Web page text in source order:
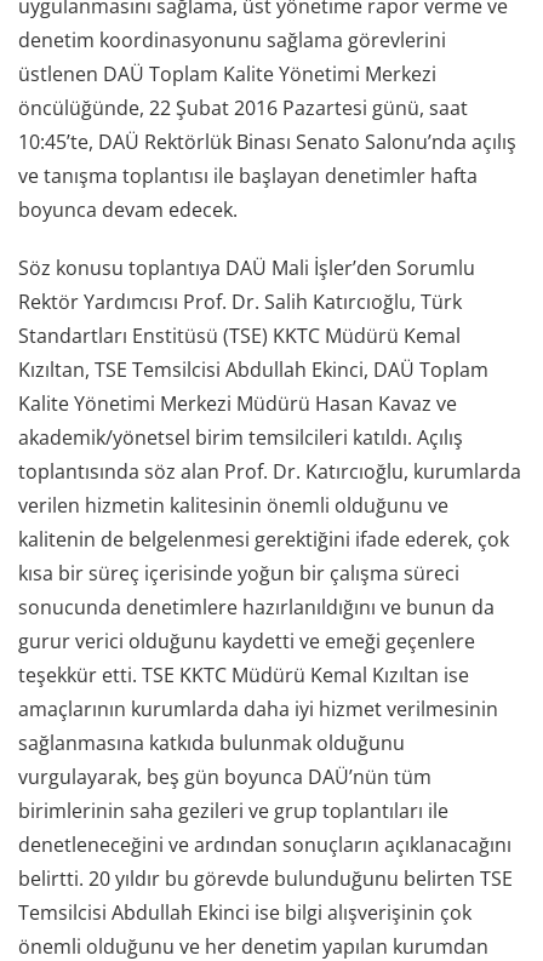
uygulanmasını sağlama, üst yönetime rapor verme ve
denetim koordinasyonunu sağlama görevlerini
üstlenen DAÜ Toplam Kalite Yönetimi Merkezi
öncülüğünde, 22 Şubat 2016 Pazartesi günü, saat
10:45’te, DAÜ Rektörlük Binası Senato Salonu’nda açılış
ve tanışma toplantısı ile başlayan denetimler hafta
boyunca devam edecek.
Söz konusu toplantıya DAÜ Mali İşler’den Sorumlu
Rektör Yardımcısı Prof. Dr. Salih Katırcıoğlu, Türk
Standartları Enstitüsü (TSE) KKTC Müdürü Kemal
Kızıltan, TSE Temsilcisi Abdullah Ekinci, DAÜ Toplam
Kalite Yönetimi Merkezi Müdürü Hasan Kavaz ve
akademik/yönetsel birim temsilcileri katıldı. Açılış
toplantısında söz alan Prof. Dr. Katırcıoğlu, kurumlarda
verilen hizmetin kalitesinin önemli olduğunu ve
kalitenin de belgelenmesi gerektiğini ifade ederek, çok
kısa bir süreç içerisinde yoğun bir çalışma süreci
sonucunda denetimlere hazırlanıldığını ve bunun da
gurur verici olduğunu kaydetti ve emeği geçenlere
teşekkür etti. TSE KKTC Müdürü Kemal Kızıltan ise
amaçlarının kurumlarda daha iyi hizmet verilmesinin
sağlanmasına katkıda bulunmak olduğunu
vurgulayarak, beş gün boyunca DAÜ’nün tüm
birimlerinin saha gezileri ve grup toplantıları ile
denetleneceğini ve ardından sonuçların açıklanacağını
belirtti. 20 yıldır bu görevde bulunduğunu belirten TSE
Temsilcisi Abdullah Ekinci ise bilgi alışverişinin çok
önemli olduğunu ve her denetim yapılan kurumdan